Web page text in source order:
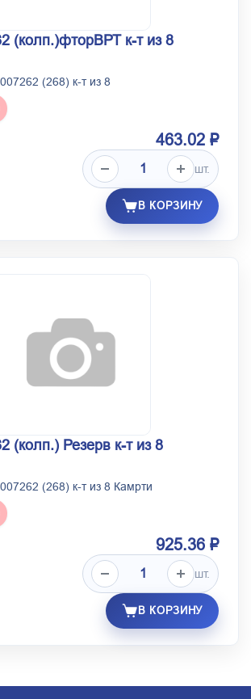
(колп.)фторВРТ к-т из 8
(268) к-т из 8
463.02 ₽
шт.
В КОРЗИНУ
(колп.) Резерв к-т из 8
(268) к-т из 8 Камрти
925.36 ₽
шт.
В КОРЗИНУ